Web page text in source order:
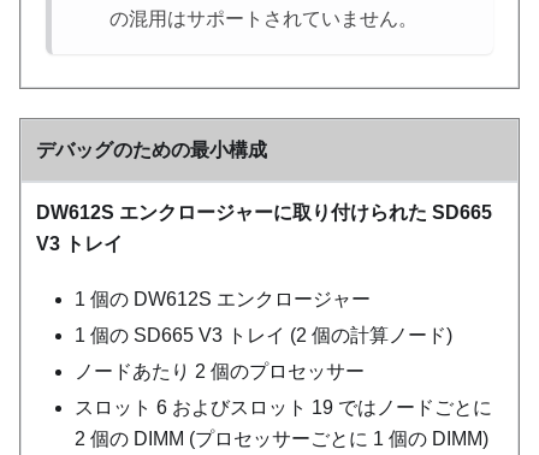
の混用はサポートされていません。
デバッグのための最小構成
DW612S エンクロージャーに取り付けられた SD665
V3 トレイ
1 個の DW612S エンクロージャー
1 個の SD665 V3 トレイ (2 個の計算ノード)
ノードあたり 2 個のプロセッサー
スロット 6 およびスロット 19 ではノードごとに
2 個の DIMM (プロセッサーごとに 1 個の DIMM)